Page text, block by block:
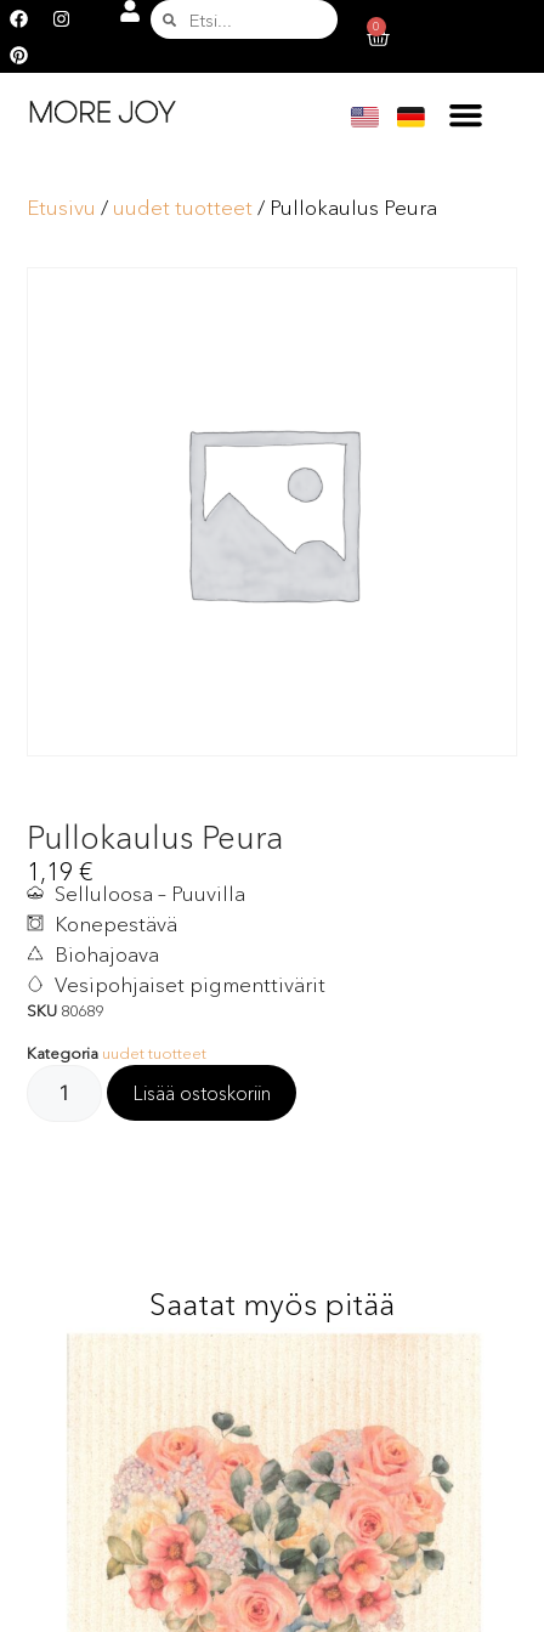
0
Etusivu / uudet tuotteet/ Pullokaulus Peura
Pullokaulus Peura
1,19€
Selluloosa – Puuvilla
Konepestävä
Biohajoava
Vesipohjaiset pigmenttivärit
SKU 80689
Kategoria uudet tuotteet
Lisää ostoskoriin
Saatat myös pitää